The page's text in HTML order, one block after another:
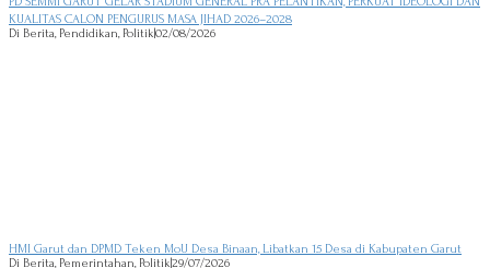
KUALITAS CALON PENGURUS MASA JIHAD 2026–2028
Di Berita, Pendidikan, Politik02/08/2026
HMI Garut dan DPMD Teken MoU Desa Binaan, Libatkan 15 Desa di Kabupaten Garut
Di Berita, Pemerintahan, Politik29/07/2026